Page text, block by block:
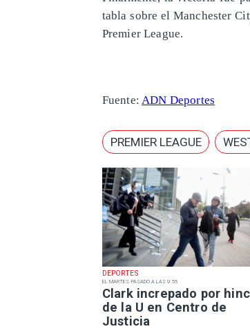
DEPORTES
EL MARTES PASADO A LAS 9:55
Clark increpado por
de la U en Centro de
Justicia
tabla sobre el Manchester
Premier League.
Fuente: ADN Deportes
PREMIER LEAGUE